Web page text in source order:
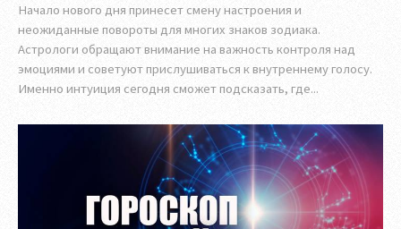
Начало нового дня принесет смену настроения и
неожиданные повороты для многих знаков зодиака.
Астрологи обращают внимание на важность контроля над
эмоциями и советуют прислушиваться к внутреннему голосу.
Именно интуиция сегодня сможет подсказать, где...